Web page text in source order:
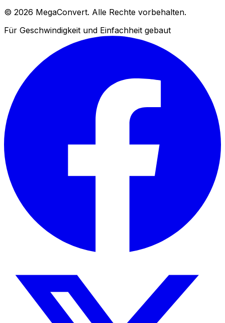
© 2026 MegaConvert. Alle Rechte vorbehalten.
Für Geschwindigkeit und Einfachheit gebaut